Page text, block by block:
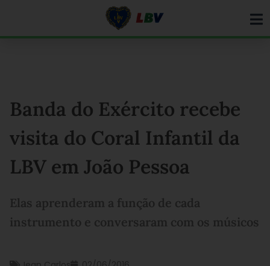
Banda do Exército recebe
visita do Coral Infantil da
LBV em João Pessoa
Elas aprenderam a função de cada
instrumento e conversaram com os músicos